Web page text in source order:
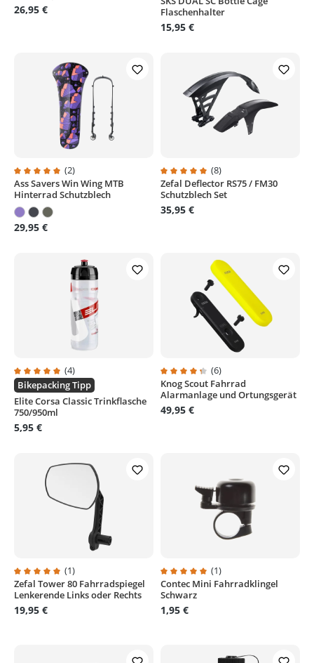
26,95 €
Flaschenhalter
15,95 €
Durchschnittliche Bewertung von 5 von 5 Sternen
(2)
Ass Savers Win Wing MTB
Hinterrad Schutzblech
29,95 €
Durchschnittliche Bewertung
(8)
Zefal Deflector RS75 / FM30
Schutzblech Set
35,95 €
Durchschnittliche Bewertung von 5 von 5 Sternen
(4)
Bikepacking Tipp
Elite Corsa Classic Trinkflasche
750/950ml
5,95 €
Durchschnittliche Bewertung
(6)
Knog Scout Fahrrad
Alarmanlage und Ortungsgerät
49,95 €
Durchschnittliche Bewertung von 5 von 5 Sternen
(1)
Zefal Tower 80 Fahrradspiegel
Lenkerende Links oder Rechts
19,95 €
Durchschnittliche Bewertung
(1)
Contec Mini Fahrradklingel
Schwarz
1,95 €